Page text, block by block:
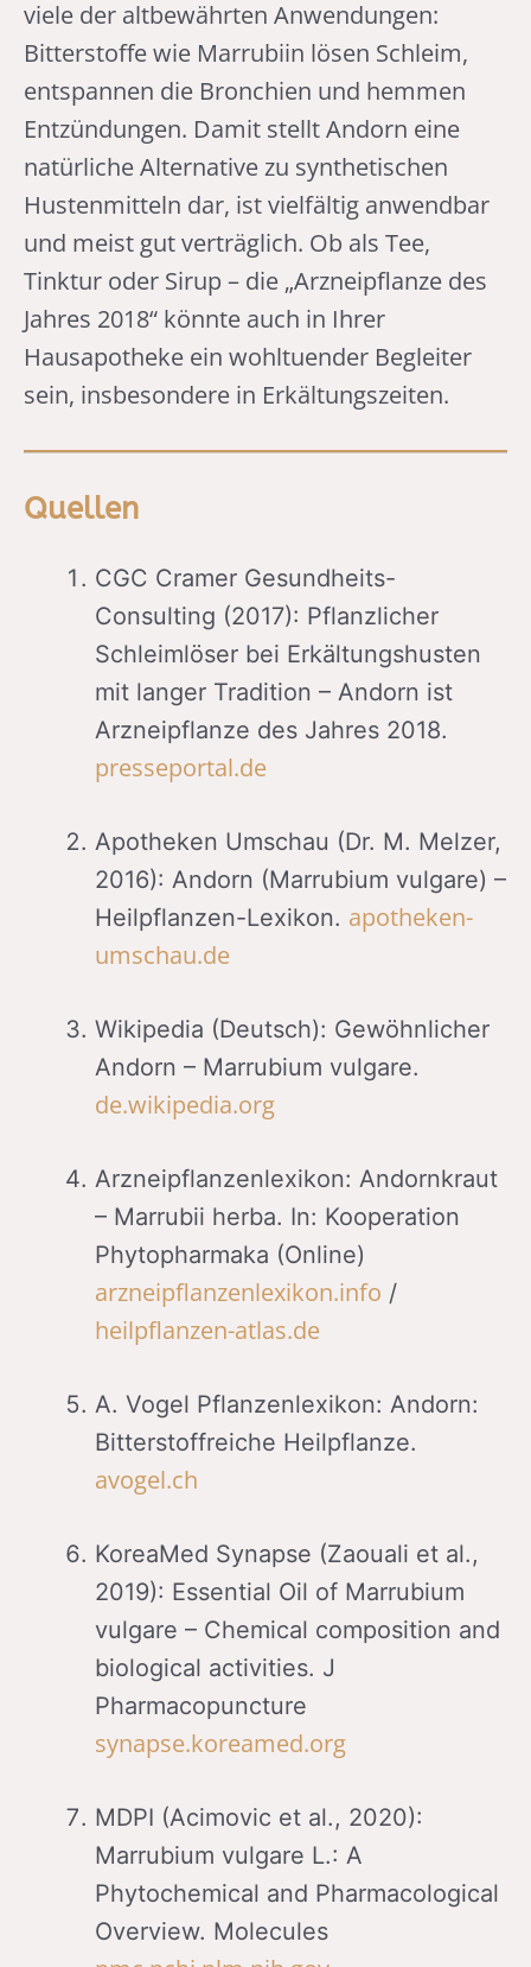
viele der altbewährten Anwendungen:
Bitterstoffe wie Marrubiin lösen Schleim,
entspannen die Bronchien und hemmen
Entzündungen. Damit stellt Andorn eine
natürliche Alternative zu synthetischen
Hustenmitteln dar, ist vielfältig anwendbar
und meist gut verträglich. Ob als Tee,
Tinktur oder Sirup – die „Arzneipflanze des
Jahres 2018“ könnte auch in Ihrer
Hausapotheke ein wohltuender Begleiter
sein, insbesondere in Erkältungszeiten.
Quellen
CGC Cramer Gesundheits-
Consulting (2017): Pflanzlicher
Schleimlöser bei Erkältungshusten
mit langer Tradition – Andorn ist
Arzneipflanze des Jahres 2018.
presseportal.de
Apotheken Umschau (Dr. M. Melzer,
2016): Andorn (Marrubium vulgare) –
Heilpflanzen-Lexikon. apotheken-
umschau.de
Wikipedia (Deutsch): Gewöhnlicher
Andorn – Marrubium vulgare.
de.wikipedia.org
Arzneipflanzenlexikon: Andornkraut
– Marrubii herba. In: Kooperation
Phytopharmaka (Online)
arzneipflanzenlexikon.info /
heilpflanzen-atlas.de
A. Vogel Pflanzenlexikon: Andorn:
Bitterstoffreiche Heilpflanze.
avogel.ch
KoreaMed Synapse (Zaouali et al.,
2019): Essential Oil of Marrubium
vulgare – Chemical composition and
biological activities. J
Pharmacopuncture
synapse.koreamed.org
MDPI (Acimovic et al., 2020):
Marrubium vulgare L.: A
Phytochemical and Pharmacological
Overview. Molecules